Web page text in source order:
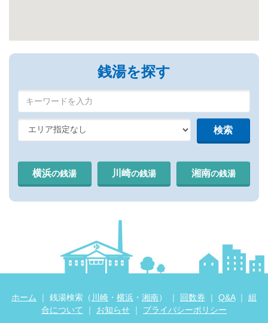
銭湯を探す
横浜の銭湯 川崎の銭湯 湘南の銭湯
ホーム ｜ 銭湯検索（ 川崎 ・ 横浜 ・ 湘南） ｜ 回数券 ｜ Q&A｜ 組
合について
｜ お知らせ ｜ プライバシーポリシー